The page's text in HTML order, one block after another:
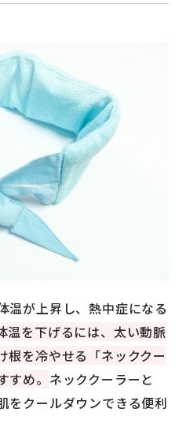
温が上昇し、熱中症になる
温を下げるには、太い動脈
根を冷やせる「ネッククー
め。 ネッククーラーと
をクールダウンできる便利